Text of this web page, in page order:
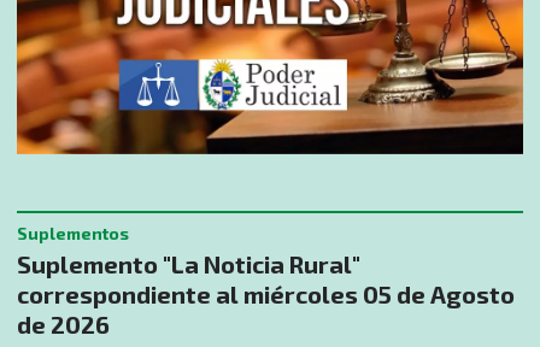
Suplemento "La Noticia Rural"
correspondiente al miércoles 05 de Agosto
de 2026
Suplementos